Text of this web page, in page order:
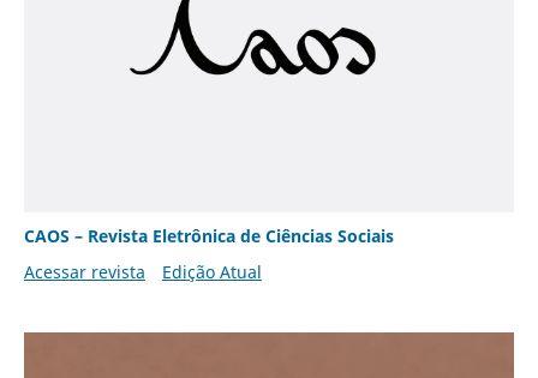
CAOS – Revista Eletrônica de Ciências Sociais
Acessar revista
Edição Atual